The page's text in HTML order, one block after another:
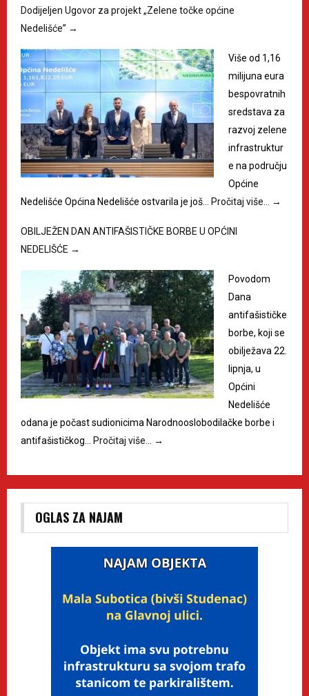
Dodijeljen Ugovor za projekt „Zelene točke općine
Nedelišće” →
Više od 1,16
milijuna eura
bespovratnih
sredstava za
razvoj zelene
infrastruktur
e na području
Općine
Nedelišće Općina Nedelišće ostvarila je još…
Pročitaj više… →
OBILJEŽEN DAN ANTIFAŠISTIČKE BORBE U OPĆINI
NEDELIŠĆE →
Povodom
Dana
antifašističke
borbe, koji se
obilježava 22.
lipnja, u
Općini
Nedelišće
odana je počast sudionicima Narodnooslobodilačke borbe i
antifašističkog…
Pročitaj više… →
OGLAS ZA NAJAM